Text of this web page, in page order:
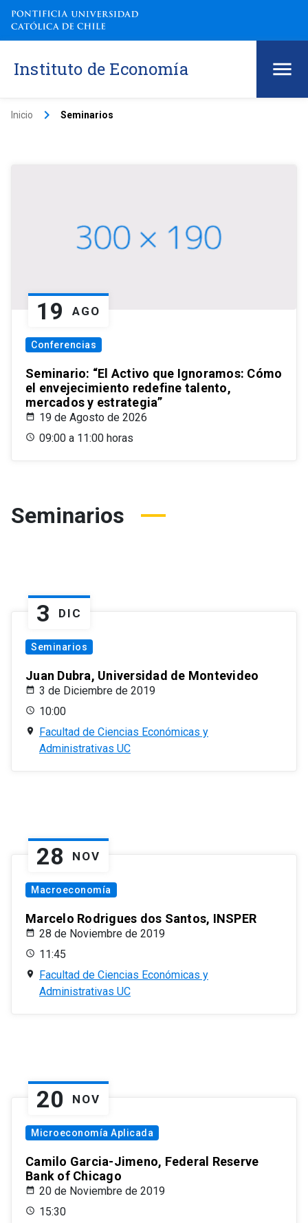
Instituto de Economía
Inicio keyboard_arrow_right Seminarios
19 AGO
Conferencias
Seminario: “El Activo que Ignoramos: Cómo
el envejecimiento redefine talento,
mercados y estrategia”
19 de Agosto de 2026
09:00 a 11:00 horas
Seminarios
3 DIC
Seminarios
Juan Dubra, Universidad de Montevideo
3 de Diciembre de 2019
10:00
Facultad de Ciencias Económicas y
Administrativas UC
28 NOV
Macroeconomía
Marcelo Rodrigues dos Santos, INSPER
28 de Noviembre de 2019
11:45
Facultad de Ciencias Económicas y
Administrativas UC
20 NOV
Microeconomía Aplicada
Camilo Garcia-Jimeno, Federal Reserve
Bank of Chicago
20 de Noviembre de 2019
15:30